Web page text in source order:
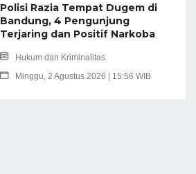
Polisi Razia Tempat Dugem di
Bandung, 4 Pengunjung
Terjaring dan Positif Narkoba
Hukum dan Kriminalitas
Minggu, 2 Agustus 2026 | 15:56 WIB